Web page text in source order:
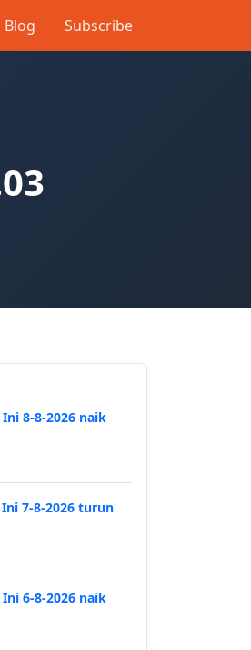
Blog Subscribe
8-8-2026 naik
7-8-2026 turun
6-8-2026 naik